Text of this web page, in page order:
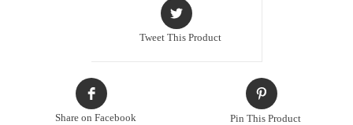
Tweet This Product
Share on Facebook Pin This Product